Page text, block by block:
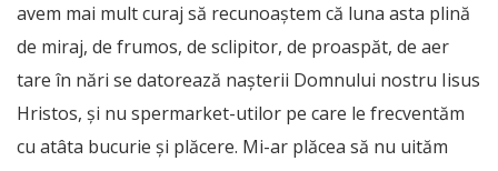
avem mai mult curaj să recunoaştem că luna asta plină
de miraj, de frumos, de sclipitor, de proaspăt, de aer
tare în nări se datorează naşterii Domnului nostru Iisus
Hristos, şi nu spermarket-utilor pe care le frecventăm
cu atâta bucurie şi plăcere. Mi-ar plăcea să nu uităm